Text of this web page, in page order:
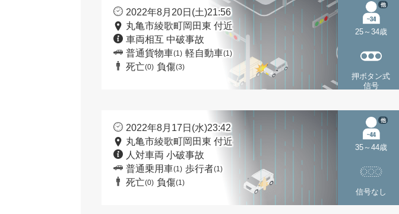
2022年8月20日(土)21:56
丸亀市綾歌町岡田東 付近
車両相互 中破事故
普通貨物車(1) 軽自動車(1)
死亡(0) 負傷(3)
25～34歳
他
押ボタン式
信号
2022年8月17日(水)23:42
丸亀市綾歌町岡田東 付近
人対車両 小破事故
普通乗用車(1) 歩行者(1)
死亡(0) 負傷(1)
35～44歳
他
信号なし